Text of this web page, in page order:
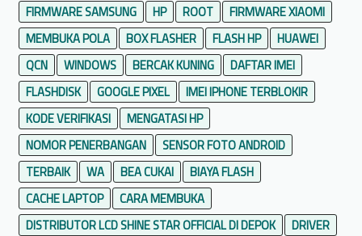
FIRMWARE SAMSUNG
HP ROOT
FIRMWARE XIAOMI
MEMBUKA POLA
BOX FLASHER FLASH HP
HUAWEI
QCN
WINDOWS BERCAK KUNING
DAFTAR IMEI
FLASHDISK
GOOGLE PIXEL
IMEI IPHONE TERBLOKIR
KODE VERIFIKASI
MENGATASI HP
NOMOR PENERBANGAN
SENSOR FOTO ANDROID
TERBAIK
WA BEA CUKAI
BIAYA FLASH
CACHE LAPTOP
CARA MEMBUKA
DISTRIBUTOR LCD SHINE STAR OFFICIAL DI DEPOK
DRIVER